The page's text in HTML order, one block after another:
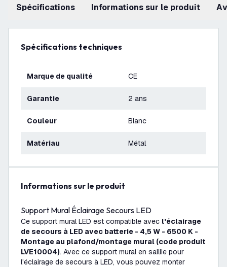
Spécifications Informations sur le produit
Spécifications techniques
Marque de qualité CE
Garantie 2 ans
Couleur Blanc
Matériau Métal
Informations sur le produit
Support Mural Éclairage Secours LED
Ce support mural LED est compatible avec l'éclairage
de secours à LED avec batterie - 4,5 W - 6500 K -
Montage au plafond/montage mural (code produit
LVE10004). Avec ce support mural en saillie pour
l'éclairage de secours à LED, vous pouvez monter